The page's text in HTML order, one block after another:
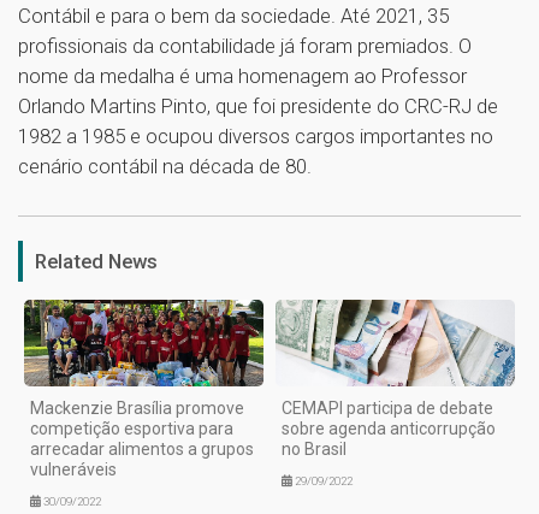
Contábil e para o bem da sociedade. Até 2021, 35
profissionais da contabilidade já foram premiados. O
nome da medalha é uma homenagem ao Professor
Orlando Martins Pinto, que foi presidente do CRC-RJ de
1982 a 1985 e ocupou diversos cargos importantes no
cenário contábil na década de 80.
1
Related News
Mackenzie Brasília promove
competição esportiva para
arrecadar alimentos a grupos
vulneráveis
30/09/2022
CEMAPI participa de debate
sobre agenda anticorrupção
no Brasil
29/09/2022